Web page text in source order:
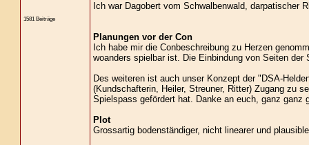
1581 Beiträge
Ich war Dagobert vom Schwalbenwald, darpatischer
Planungen vor der Con
Ich habe mir die Conbeschreibung zu Herzen
woanders spielbar ist. Die Einbindung von Seiten
Des weiteren ist auch unser Konzept der "DSA-
(Kundschafterin, Heiler, Streuner, Ritter) Zugang zu
Spielspass gefördert hat. Danke an euch, ganz ganz
Plot
Grossartig bodenständiger, nicht linearer und